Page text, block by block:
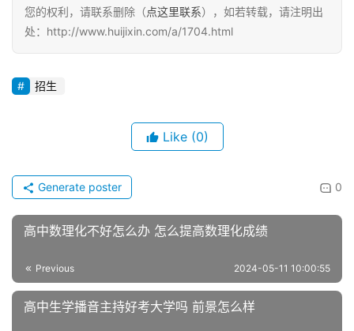
您的权利，请联系删除（点这里联系），如若转载，请注明出
处：http://www.huijixin.com/a/1704.html
招生
Like (0)
0
Generate poster
高中数理化不好怎么办 怎么提高数理化成绩
Previous 2024-05-11 10:00:55
高中生学播音主持好考大学吗 前景怎么样